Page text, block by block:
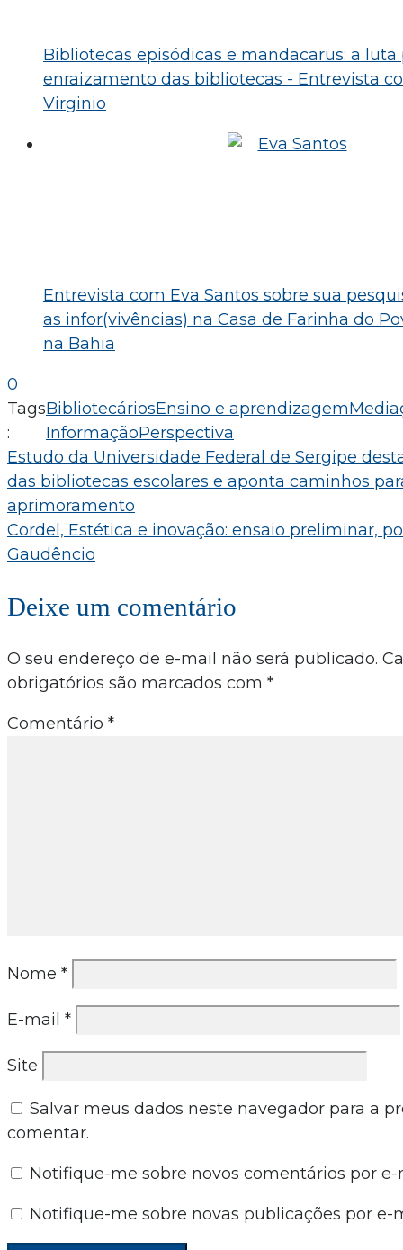
Bibliotecas episódicas e mandacarus: a luta
enraizamento das bibliotecas - Entrevista
Virginio
Entrevista com Eva Santos sobre sua
as infor(vivências) na Casa de Farinha do
na Bahia
0
Tags
:
BibliotecáriosEnsino e aprendizagem
InformaçãoPerspectiva
Navegação
de
Post
Estudo da Universidade Federal de Sergipe
das bibliotecas escolares e aponta caminhos
aprimoramento
Cordel, Estética e inovação: ensaio preliminar,
Gaudêncio
Deixe um comentário
O seu endereço de e-mail não será publicado.
obrigatórios são marcados com *
Comentário *
Nome *
E-mail *
Site
Salvar meus dados neste navegador para a
comentar.
Notifique-me sobre novos comentários por e-
Notifique-me sobre novas publicações por e-